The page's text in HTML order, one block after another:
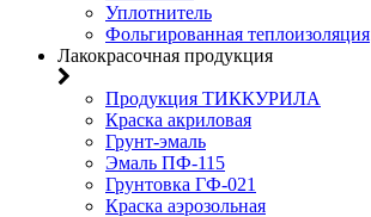
Уплотнитель
Фольгированная теплоизоляция
Лакокрасочная продукция
Продукция ТИККУРИЛА
Краска акриловая
Грунт-эмаль
Эмаль ПФ-115
Грунтовка ГФ-021
Краска аэрозольная